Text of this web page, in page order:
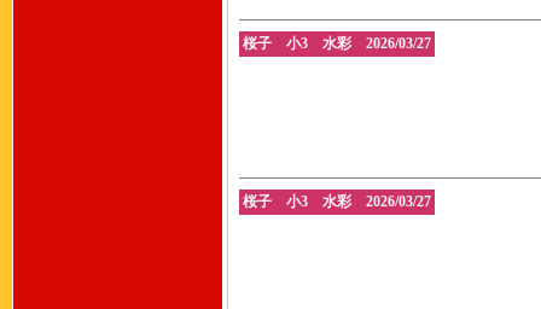
桜子 小3 水彩 2026/03/27
桜子 小3 水彩 2026/03/27